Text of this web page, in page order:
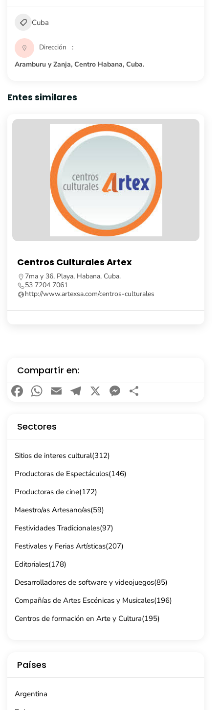
Cuba
Dirección
Aramburu y Zanja, Centro Habana, Cuba.
Entes similares
Librería Fayad Jamís
Calle Obispo, no. 261, e/ Cuba y Aguiar, La Habana
Vieja, Cuba.
53 7862 8091
Compartír en:
Facebook
WhatsApp
EmailTelegram
X Messenger
Sectores
Sitios de interes cultural(312)
Productoras de Espectáculos(146)
Productoras de cine(172)
Maestro/as Artesano/as(59)
Festividades Tradicionales(97)
Festivales y Ferias Artísticas(207)
Editoriales(178)
Desarrolladores de software y videojuegos(85)
Compañías de Artes Escénicas y Musicales(196)
Centros de formación en Arte y Cultura(195)
Países
Argentina